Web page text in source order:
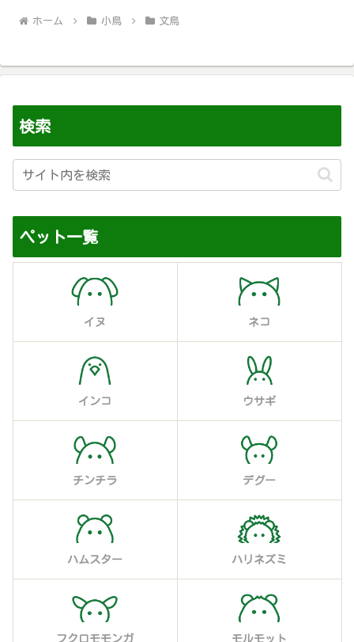
ホーム 小鳥 文鳥
検索
ペット一覧
イヌ ネコ
インコ ウサギ
チンチラ デグー
ハムスター ハリネズミ
フクロモモンガ モルモット